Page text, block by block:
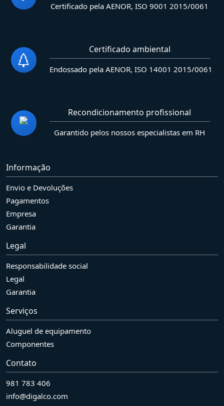
Certificado pela AENOR, ISO 9001 2015/0061
Certificado ambiental
Endossado pela AENOR, ISO 14001 2015/0061
Recondicionamento profissional
Garantido pelos nossos especialistas em RH
Informação
Envio e Devoluções
Pagamentos
Empresa
Garantia
Legal
Responsabilidade social
Legal
Garantia
Serviços
Aluguel de equipamento
Componentes
Contato
981 783 406
info@digalco.com